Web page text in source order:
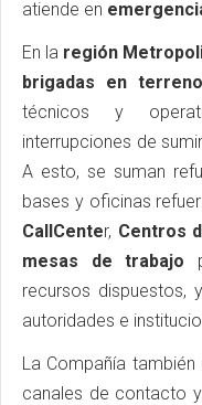
atiende en
En la región
brigadas en terreno
técnicos y
interrupciones de
A esto, se suman
bases y oficinas
CallCenter, Centros
mesas de trabajo
recursos dispuestos,
autoridades e
La Compañía
canales de contacto